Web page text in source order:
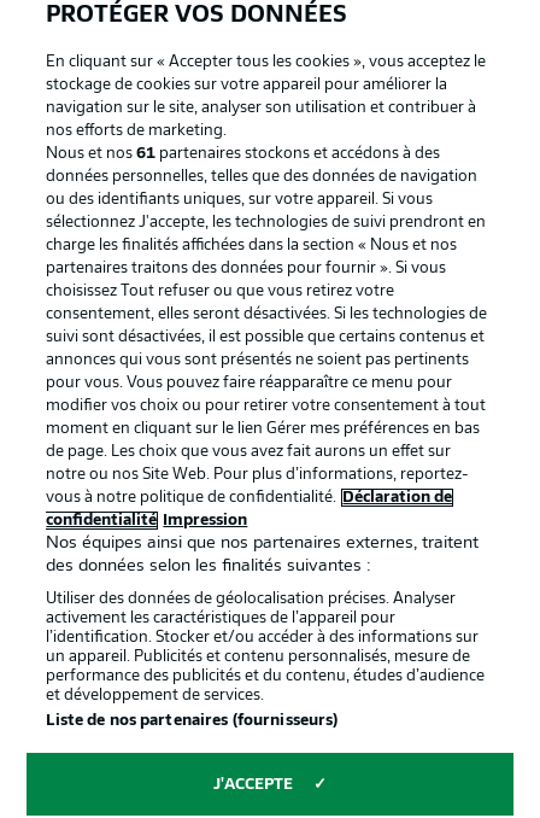
La publicité Conditions d’utilisation des
Mentions Légales Gérer mes préférences
Déclaration de
confidentialité
Diffuseurs
Travaux Contact
Impression Joueurs
© 2026 Bundesliga-Gruppe GmbH
Choisissez votre langue
PROTÉGER VOS DONNÉES
En cliquant sur « Accepter tous les cookies », vous acceptez le
stockage de cookies sur votre appareil pour améliorer la
navigation sur le site, analyser son utilisation et contribuer à
nos efforts de marketing.
Nous et nos61 partenaires stockons et accédons à des
données personnelles, telles que des données de navigation
ou des identifiants uniques, sur votre appareil. Si vous
sélectionnez J'accepte, les technologies de suivi prendront en
charge les finalités affichées dans la section « Nous et nos
partenaires traitons des données pour fournir ». Si vous
choisissez Tout refuser ou que vous retirez votre
consentement, elles seront désactivées. Si les technologies de
suivi sont désactivées, il est possible que certains contenus et
annonces qui vous sont présentés ne soient pas pertinents
pour vous. Vous pouvez faire réapparaître ce menu pour
modifier vos choix ou pour retirer votre consentement à tout
moment en cliquant sur le lien Gérer mes préférences en bas
de page. Les choix que vous avez fait aurons un effet sur
notre ou nos Site Web. Pour plus d’informations, reportez-
vous à notre politique de confidentialité.
Déclaration de
confidentialité
Impression
Nos équipes ainsi que nos partenaires externes, traitent
des données selon les finalités suivantes :
Utiliser des données de géolocalisation précises. Analyser
activement les caractéristiques de l’appareil pour
l’identification. Stocker et/ou accéder à des informations sur
un appareil. Publicités et contenu personnalisés, mesure de
performance des publicités et du contenu, études d’audience
et développement de services.
Liste de nos partenaires (fournisseurs)
J'ACCEPTE